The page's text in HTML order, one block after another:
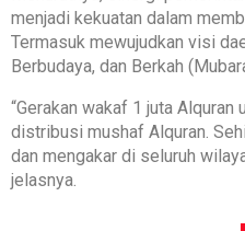
menjadi kekuatan dalam
Termasuk mewujudkan visi
Berbudaya, dan Berkah
“Gerakan wakaf 1 juta
distribusi mushaf Alquran.
dan mengakar di seluruh
jelasnya.